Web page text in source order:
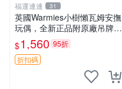
福運連連 31
英國Warmies小樹懶瓦姆安撫
玩偶，全新正品附原廠吊牌與
防塵袋，內藏薰衣草可加熱，
適合各個年齡層，冷暖兩用享
受抱抱樂趣，不容錯過嚴選好
$1,560 95折
折扣碼